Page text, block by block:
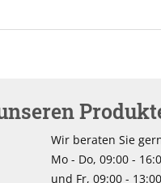
Wir beraten Sie
Mo - Do, 09:00 -
und Fr, 09:00 -